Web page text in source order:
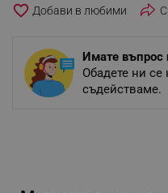
favorite_border
Имате
Обадете ни се
съдействаме.